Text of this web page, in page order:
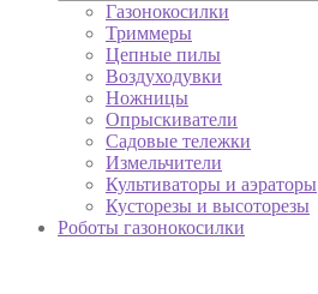
Газонокосилки
Триммеры
Цепные пилы
Воздуходувки
Ножницы
Опрыскиватели
Садовые тележки
Измельчители
Культиваторы и аэраторы
Кусторезы и высоторезы
Роботы газонокосилки